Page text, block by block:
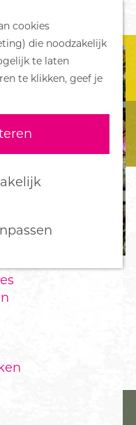
cookies
die noodzakelijk
te laten
te klikken, geef je